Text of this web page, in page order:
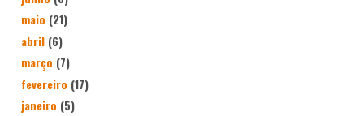
maio (21)
abril (6)
março (7)
fevereiro (17)
janeiro (5)